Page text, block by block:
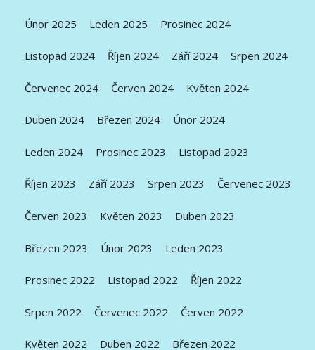
Únor 2025 Leden 2025 Prosinec 2024
Listopad 2024 Říjen 2024 Září 2024 Srpen 2024
Červenec 2024 Červen 2024 Květen 2024
Duben 2024 Březen 2024 Únor 2024
Leden 2024 Prosinec 2023 Listopad 2023
Říjen 2023 Září 2023 Srpen 2023 Červenec 2023
Červen 2023 Květen 2023 Duben 2023
Březen 2023 Únor 2023 Leden 2023
Prosinec 2022 Listopad 2022 Říjen 2022
Srpen 2022 Červenec 2022 Červen 2022
Květen 2022 Duben 2022 Březen 2022